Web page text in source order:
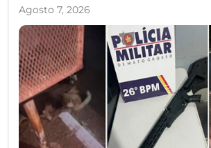
Agosto 7, 2026